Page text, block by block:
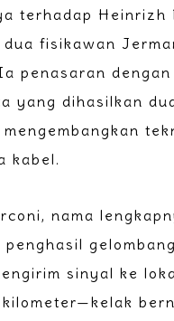
terhadap Heinrizh
fisikawan
penasaran dengan
yang dihasilkan
kabel.
nama
sinyal ke